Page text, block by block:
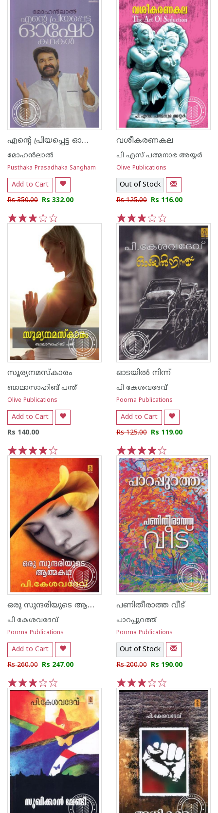
എന്റെ പ്രിയപ്പെട്ട ഓഷോ കഥകള്‍
മോഹന്‍ലാല്‍
Pusthaka Prasadhaka Sangham
Add to Cart
Rs 350.00 Rs 332.00
5
വശീകരണകല
പി എസ് പത്മനാഭ അയ്യര്‍
Olive Publications
Out of Stock
Rs 125.00 Rs 116.00
5
4
3
2
1
സൂര്യനമസ്കാരം
ബാലാസാഹിബ് പന്ത്
Olive Publications
Add to Cart
Rs 140.00
5
4
3
2
1
ഓടയില്‍ നിന്ന്
പി കേശവദേവ്‌
Poorna Publications
Add to Cart
Rs 125.00 Rs 119.00
5
4
3
2
1
ഒരു സുന്ദരിയുടെ ആത്മകഥ
പി കേശവദേവ്‌
Poorna Publications
Add to Cart
Rs 260.00 Rs 247.00
5
4
3
2
1
പണിതീരാത്ത വീട്
പാറപ്പുറത്ത്‌
Poorna Publications
Out of Stock
Rs 200.00 Rs 190.00
5
4
3
2
1